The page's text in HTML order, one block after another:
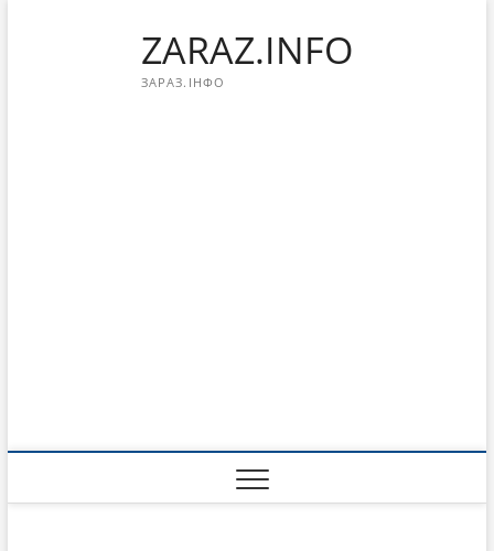
ZARAZ.INFO
ЗАРАЗ.ІНФО